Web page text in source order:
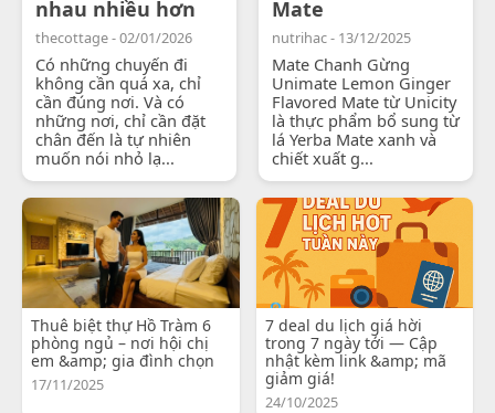
nhau nhiều hơn
thecottage - 02/01/2026
Có những chuyến đi
không cần quá xa, chỉ
cần đúng nơi. Và có
những nơi, chỉ cần đặt
chân đến là tự nhiên
muốn nói nhỏ lạ...
Mate
nutrihac - 13/12/2025
Mate Chanh Gừng
Unimate Lemon Ginger
Flavored Mate từ Unicity
là thực phẩm bổ sung từ
lá Yerba Mate xanh và
chiết xuất g...
Thuê biệt thự Hồ Tràm 6
phòng ngủ – nơi hội chị
em &amp; gia đình chọn
17/11/2025
7 deal du lịch giá hời
trong 7 ngày tới — Cập
nhật kèm link &amp; mã
giảm giá!
24/10/2025